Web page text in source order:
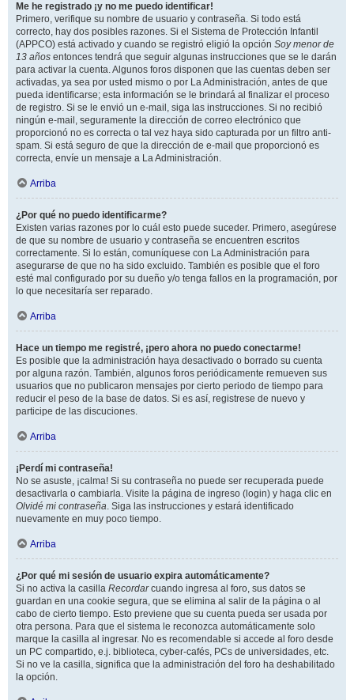
Me he registrado ¡y no me puedo identificar!
Primero, verifique su nombre de usuario y contraseña. Si todo está
correcto, hay dos posibles razones. Si el Sistema de Protección Infantil
(APPCO) está activado y cuando se registró eligió la opción Soy menor de
13 años entonces tendrá que seguir algunas instrucciones que se le darán
para activar la cuenta. Algunos foros disponen que las cuentas deben ser
activadas, ya sea por usted mismo o por La Administración, antes de que
pueda identificarse; esta información se le brindará al finalizar el proceso
de registro. Si se le envió un e-mail, siga las instrucciones. Si no recibió
ningún e-mail, seguramente la dirección de correo electrónico que
proporcionó no es correcta o tal vez haya sido capturada por un filtro anti-
spam. Si está seguro de que la dirección de e-mail que proporcionó es
correcta, envíe un mensaje a La Administración.
Arriba
¿Por qué no puedo identificarme?
Existen varias razones por lo cuál esto puede suceder. Primero, asegúrese
de que su nombre de usuario y contraseña se encuentren escritos
correctamente. Si lo están, comuníquese con La Administración para
asegurarse de que no ha sido excluido. También es posible que el foro
esté mal configurado por su dueño y/o tenga fallos en la programación, por
lo que necesitaría ser reparado.
Arriba
Hace un tiempo me registré, ¡pero ahora no puedo conectarme!
Es posible que la administración haya desactivado o borrado su cuenta
por alguna razón. También, algunos foros periódicamente remueven sus
usuarios que no publicaron mensajes por cierto periodo de tiempo para
reducir el peso de la base de datos. Si es así, registrese de nuevo y
participe de las discuciones.
Arriba
¡Perdí mi contraseña!
No se asuste, ¡calma! Si su contraseña no puede ser recuperada puede
desactivarla o cambiarla. Visite la página de ingreso (login) y haga clic en
Olvidé mi contraseña. Siga las instrucciones y estará identificado
nuevamente en muy poco tiempo.
Arriba
¿Por qué mi sesión de usuario expira automáticamente?
Si no activa la casilla Recordarcuando ingresa al foro, sus datos se
guardan en una cookie segura, que se elimina al salir de la página o al
cabo de cierto tiempo. Esto previene que su cuenta pueda ser usada por
otra persona. Para que el sistema le reconozca automáticamente solo
marque la casilla al ingresar. No es recomendable si accede al foro desde
un PC compartido, e.j. biblioteca, cyber-cafés, PCs de universidades, etc.
Si no ve la casilla, significa que la administración del foro ha deshabilitado
la opción.